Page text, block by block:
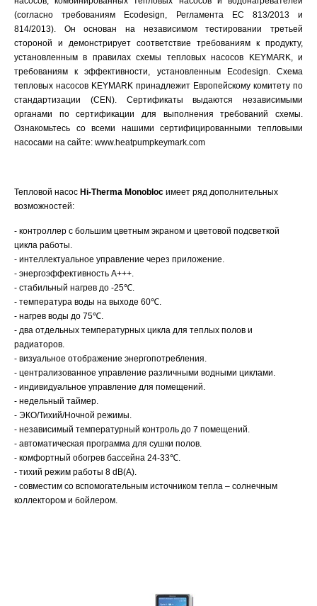
(согласно требованиям Ecodesign, Регламента ЕС 813/2013 и
814/2013). Он основан на независимом тестировании третьей
стороной и демонстрирует соответствие требованиям к продукту,
установленным в правилах схемы тепловых насосов KEYMARK, и
требованиям к эффективности, установленным Ecodesign. Схема
тепловых насосов KEYMARK принадлежит Европейскому комитету по
стандартизации (CEN). Сертификаты выдаются независимыми
органами по сертификации для выполнения требований схемы.
Ознакомьтесь со всеми нашими сертифицированными тепловыми
насосами на сайте: www.heatpumpkeymark.com
Тепловой насос Hi-Therma Monobloc имеет ряд дополнительных
возможностей:
- контроллер с большим цветным экраном и цветовой подсветкой
цикла работы.
- интеллектуальное управление через приложение.
- энергоэффективность A+++.
- стабильный нагрев до -25℃.
- температура воды на выходе 60℃.
- нагрев воды до 75℃.
- два отдельных температурных цикла для теплых полов и
радиаторов.
- визуальное отображение энергопотребления.
- централизованное управление различными водными циклами.
- индивидуальное управление для помещений.
- недельный таймер.
- ЭКО/Тихий/Ночной режимы.
- независимый температурный контроль до 7 помещений.
- автоматическая программа для сушки полов.
- комфортный обогрев бассейна 24-33℃.
- тихий режим работы 8 dB(A).
- совместим со вспомогательным источником тепла – солнечным
коллектором и бойлером.